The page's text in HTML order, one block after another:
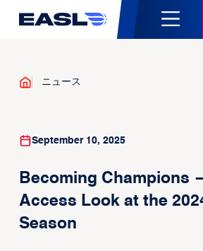
ニュース
September 10, 2025
Becoming Champions
Access Look at the
Season